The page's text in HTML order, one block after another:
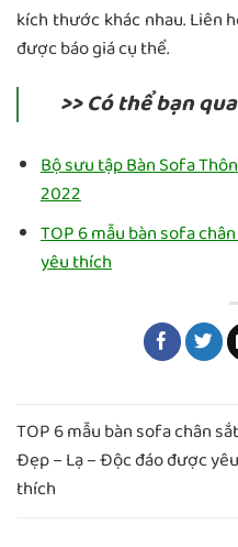
kích thước khác nhau. Liên
được báo giá cụ thể.
>> Có thể bạn
Bộ sưu tập Bàn Sofa
2022
TOP 6 mẫu bàn sofa
yêu thích
TOP 6 mẫu bàn sofa chân sắt
Đẹp – Lạ – Độc đáo được yêu
thích